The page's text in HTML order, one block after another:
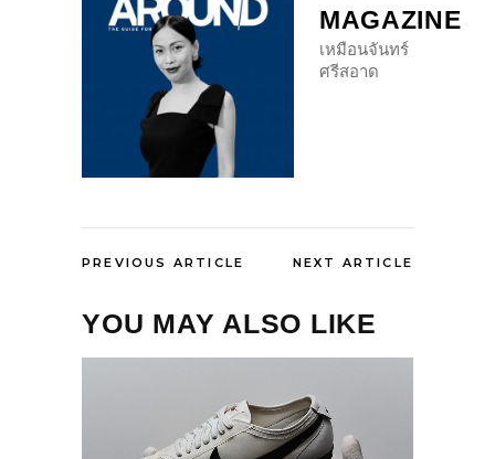
MAGAZINE
เหมือนจันทร์
ศรีสอาด
PREVIOUS ARTICLE NEXT ARTICLE
YOU MAY ALSO LIKE